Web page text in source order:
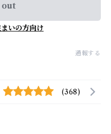
out
いの方向け
通報する
(368)